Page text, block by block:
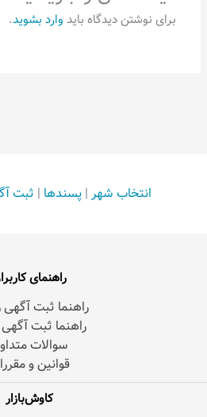
برای نوشتن دیدگاه باید وارد بشوید.
انتخاب شهر | پسندها | ثبت
راهنمای
راهنما ثبت آگهی
راهنما ثبت آگهی
سوالات
قوانین و
کاوش‌بازار